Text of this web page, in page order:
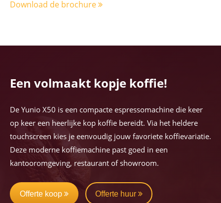
Download de brochure
Een volmaakt kopje koffie!
De Yunio X50 is een compacte espressomachine die keer
op keer een heerlijke kop koffie bereidt. Via het heldere
touchscreen kies je eenvoudig jouw favoriete koffievariatie.
Deze moderne koffiemachine past goed in een
kantooromgeving, restaurant of showroom.
Offerte koop Offerte huur